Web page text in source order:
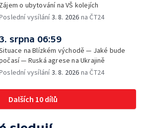
Zájem o ubytování na VŠ kolejích
vysílání3. 8. 2026 na ČT24
3. srpna 06:59
na Blízkém východě — Jaké bude
— Ruská agrese na Ukrajině
vysílání3. 8. 2026 na ČT24
Dalších 10 dílů